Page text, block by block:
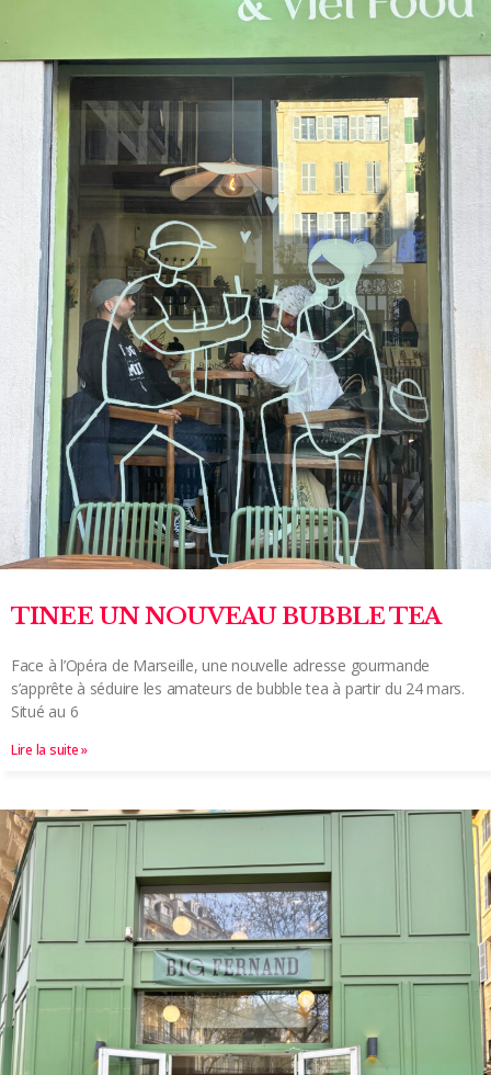
TINEE UN NOUVEAU BUBBLE TEA
Face à l’Opéra de Marseille, une nouvelle adresse gourmande
s’apprête à séduire les amateurs de bubble tea à partir du 24 mars.
Situé au 6
Lire la suite »